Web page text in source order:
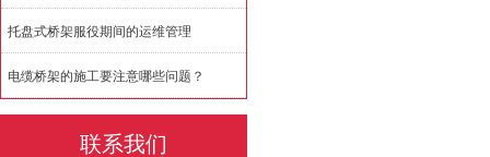
托盘式桥架服役期间的运维管理
电缆桥架的施工要注意哪些问题？
联系我们